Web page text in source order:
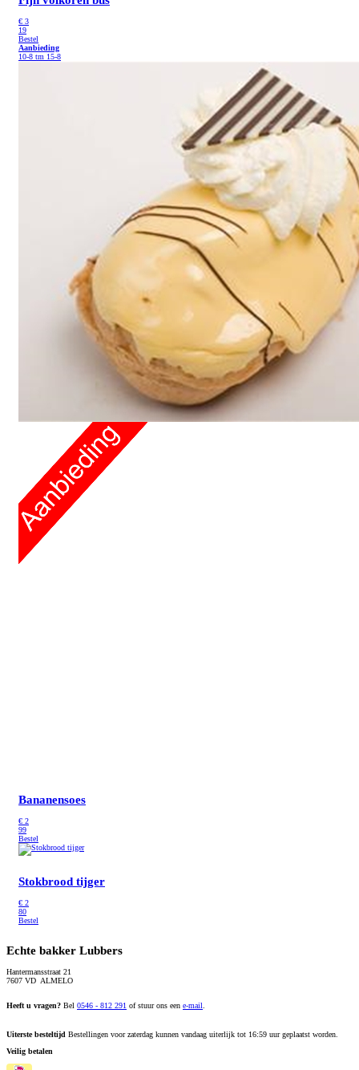
€ 3
19
Bestel
Aanbieding
10-8 tm 15-8
Bananensoes
€ 2
99
Bestel
Stokbrood tijger
€ 2
80
Bestel
Echte bakker Lubbers
Hantermansstraat 21
7607 VD ALMELO
Heeft u vragen? Bel 0546 - 812 291 of stuur ons een e-mail
Uiterste besteltijd Bestellingen voor zaterdag kunnen vandaag uiterlijk tot 16:59 uur geplaatst worden.
Veilig betalen